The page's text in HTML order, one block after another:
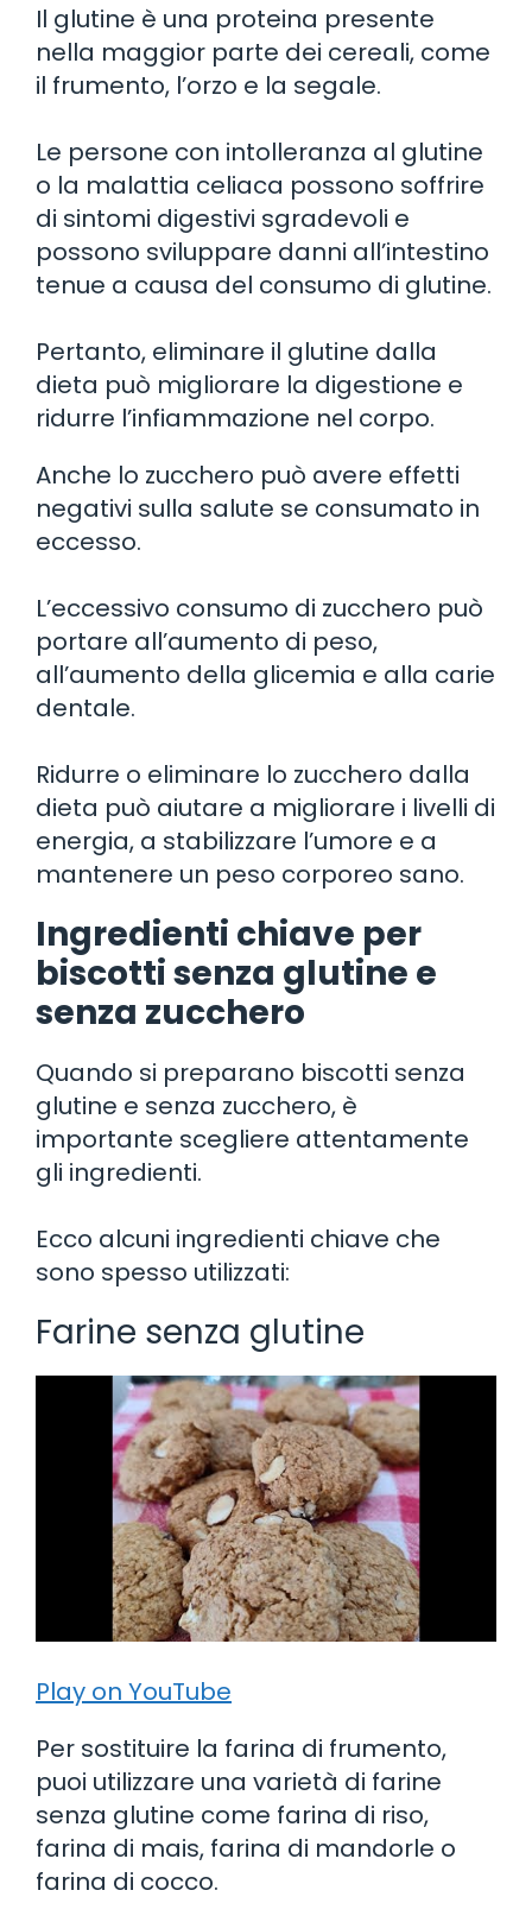
Il glutine è una proteina presente
nella maggior parte dei cereali, come
il frumento, l’orzo e la segale.
Le persone con intolleranza al glutine
o la malattia celiaca possono soffrire
di sintomi digestivi sgradevoli e
possono sviluppare danni all’intestino
tenue a causa del consumo di glutine.
Pertanto, eliminare il glutine dalla
dieta può migliorare la digestione e
ridurre l’infiammazione nel corpo.
Anche lo zucchero può avere effetti
negativi sulla salute se consumato in
eccesso.
L’eccessivo consumo di zucchero può
portare all’aumento di peso,
all’aumento della glicemia e alla carie
dentale.
Ridurre o eliminare lo zucchero dalla
dieta può aiutare a migliorare i livelli di
energia, a stabilizzare l’umore e a
mantenere un peso corporeo sano.
Ingredienti chiave per
biscotti senza glutine e
senza zucchero
Quando si preparano biscotti senza
glutine e senza zucchero, è
importante scegliere attentamente
gli ingredienti.
Ecco alcuni ingredienti chiave che
sono spesso utilizzati:
Farine senza glutine
Play on YouTube
Per sostituire la farina di frumento,
puoi utilizzare una varietà di farine
senza glutine come farina di riso,
farina di mais, farina di mandorle o
farina di cocco.